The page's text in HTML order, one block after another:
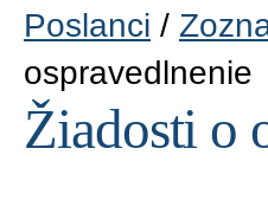
Poslanci
ospravedlnenie
Žiadosti o